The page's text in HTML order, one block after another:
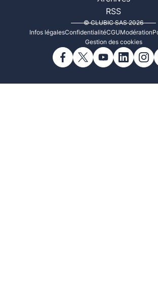
RSS
© CLUBIC SAS 2026
Infos légalesConfidentialitéCGUModération
Gestion des cookies